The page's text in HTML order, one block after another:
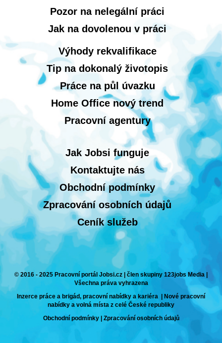
Pozor na nelegální práci
Jak na dovolenou v práci
Výhody rekvalifikace
Tip na dokonalý životopis
Práce na půl úvazku
Home Office nový trend
Pracovní agentury
Jak Jobsi funguje
Kontaktujte nás
Obchodní podmínky
Zpracování osobních údajů
Ceník služeb
© 2016 - 2025 Pracovní portál Jobsi.cz | člen skupiny 123jobs Media |
Všechna práva vyhrazena
Inzerce práce a brigád, pracovní nabídky a kariéra | Nové pracovní
nabídky a volná místa z celé České republiky
Obchodní podmínky| Zpracování osobních údajů